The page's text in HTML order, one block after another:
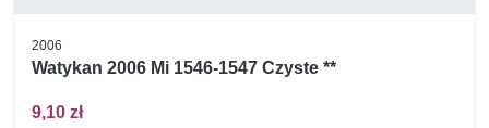
2006
Watykan 2006 Mi 1546-1547 Czyste **
9,10 zł